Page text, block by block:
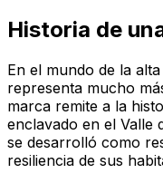
Historia de
En el mundo de la
representa mucho
marca remite a la
enclavado en el Valle
se desarrolló como
resiliencia de sus